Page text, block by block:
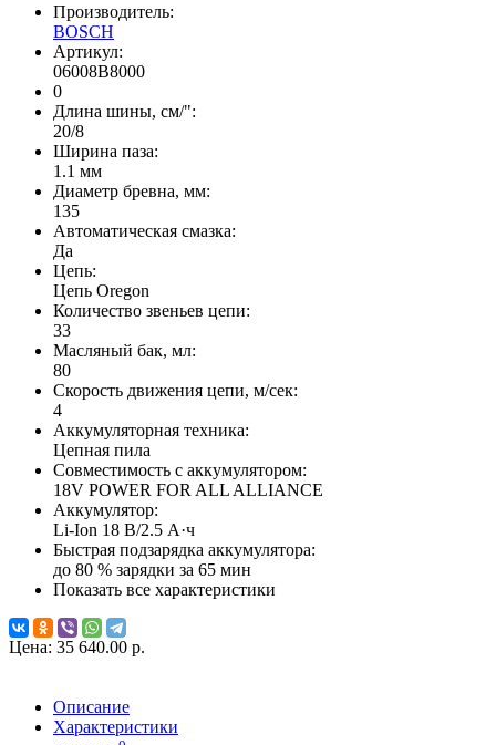
Производитель:
BOSCH
Артикул:
06008B8000
0
Длина шины, см/":
20/8
Ширина паза:
1.1 мм
Диаметр бревна, мм:
135
Автоматическая смазка:
Да
Цепь:
Цепь Oregon
Количество звеньев цепи:
33
Масляный бак, мл:
80
Скорость движения цепи, м/сек:
4
Аккумуляторная техника:
Цепная пила
Совместимость с аккумулятором:
18V POWER FOR ALL ALLIANCE
Аккумулятор:
Li-Ion 18 В/2.5 А·ч
Быстрая подзарядка аккумулятора:
до 80 % зарядки за 65 мин
Показать все характеристики
Цена: 35 640.00 р.
Описание
Характеристики